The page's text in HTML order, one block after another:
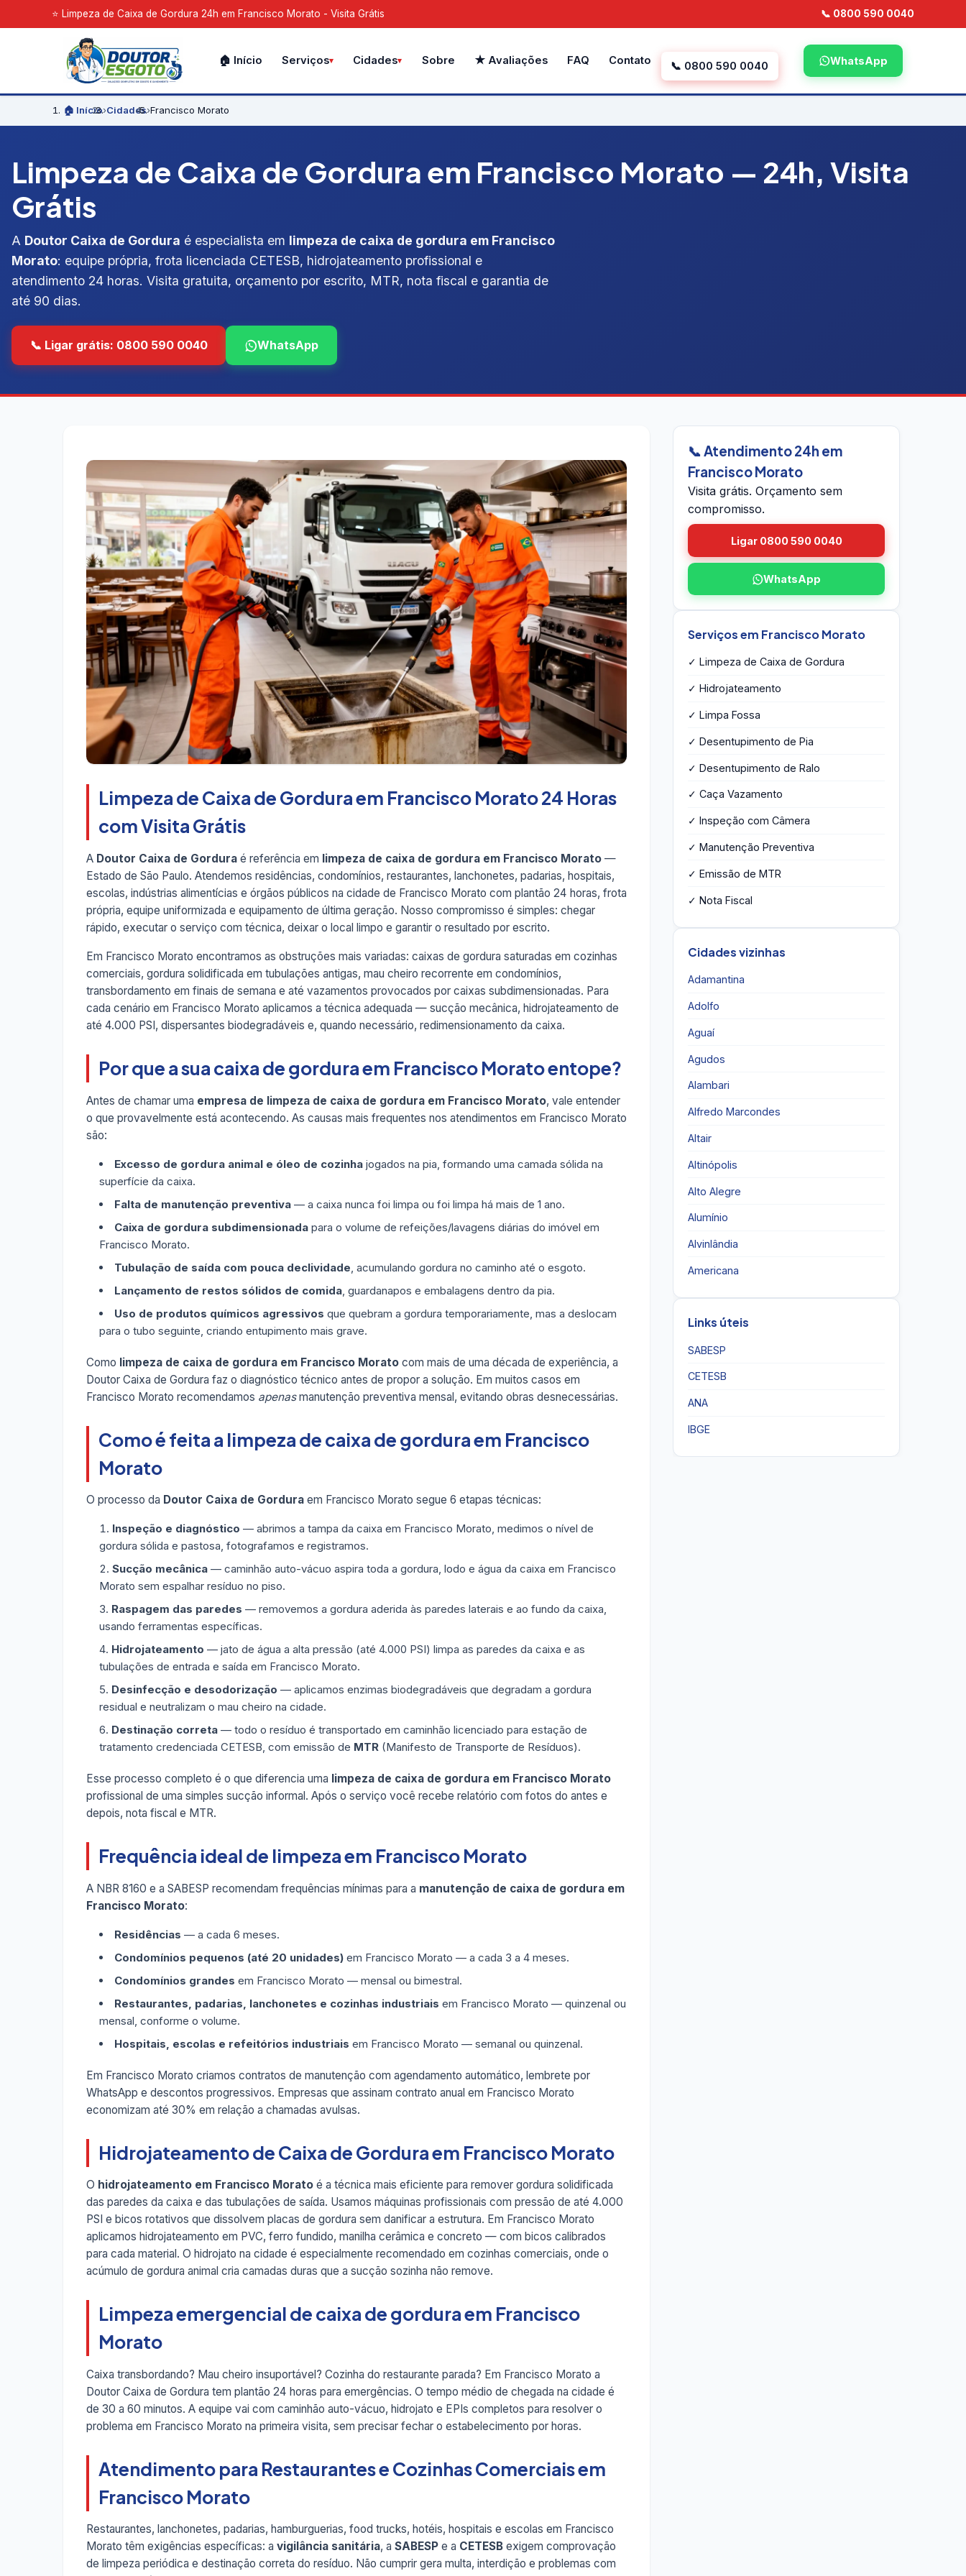
⭐ Limpeza de Caixa de Gordura 24h em Francisco Morato - Visita Grátis 📞 0800 590 0040
🏠 Início Serviços Cidades Sobre ★ Avaliações FAQ Contato 📞 0800 590 0040 WhatsApp
🏠 Início›Cidades›Francisco Morato
Limpeza de Caixa de Gordura em Francisco Morato — 24h, Visita
Grátis
A Doutor Caixa de Gordura é especialista em limpeza de caixa de gordura em Francisco
Morato: equipe própria, frota licenciada CETESB, hidrojateamento profissional e
atendimento 24 horas. Visita gratuita, orçamento por escrito, MTR, nota fiscal e garantia de
até 90 dias.
📞 Ligar grátis: 0800 590 0040 WhatsApp
Limpeza de Caixa de Gordura em Francisco Morato 24 Horas
com Visita Grátis
A Doutor Caixa de Gordura é referência em limpeza de caixa de gordura em Francisco Morato —
Estado de São Paulo. Atendemos residências, condomínios, restaurantes, lanchonetes, padarias, hospitais,
escolas, indústrias alimentícias e órgãos públicos na cidade de Francisco Morato com plantão 24 horas, frota
própria, equipe uniformizada e equipamento de última geração. Nosso compromisso é simples: chegar
rápido, executar o serviço com técnica, deixar o local limpo e garantir o resultado por escrito.
Em Francisco Morato encontramos as obstruções mais variadas: caixas de gordura saturadas em cozinhas
comerciais, gordura solidificada em tubulações antigas, mau cheiro recorrente em condomínios,
transbordamento em finais de semana e até vazamentos provocados por caixas subdimensionadas. Para
cada cenário em Francisco Morato aplicamos a técnica adequada — sucção mecânica, hidrojateamento de
até 4.000 PSI, dispersantes biodegradáveis e, quando necessário, redimensionamento da caixa.
Por que a sua caixa de gordura em Francisco Morato entope?
Antes de chamar uma empresa de limpeza de caixa de gordura em Francisco Morato, vale entender
o que provavelmente está acontecendo. As causas mais frequentes nos atendimentos em Francisco Morato
são:
Excesso de gordura animal e óleo de cozinhajogados na pia, formando uma camada sólida na
superfície da caixa.
Falta de manutenção preventiva— a caixa nunca foi limpa ou foi limpa há mais de 1 ano.
Caixa de gordura subdimensionadapara o volume de refeições/lavagens diárias do imóvel em
Francisco Morato.
Tubulação de saída com pouca declividade , acumulando gordura no caminho até o esgoto.
Lançamento de restos sólidos de comida, guardanapos e embalagens dentro da pia.
Uso de produtos químicos agressivos que quebram a gordura temporariamente, mas a deslocam
para o tubo seguinte, criando entupimento mais grave.
Como limpeza de caixa de gordura em Francisco Morato com mais de uma década de experiência, a
Doutor Caixa de Gordura faz o diagnóstico técnico antes de propor a solução. Em muitos casos em
Francisco Morato recomendamos apenasmanutenção preventiva mensal, evitando obras desnecessárias.
Como é feita a limpeza de caixa de gordura em Francisco
Morato
O processo da Doutor Caixa de Gordura em Francisco Morato segue 6 etapas técnicas:
Inspeção e diagnóstico — abrimos a tampa da caixa em Francisco Morato, medimos o nível de
gordura sólida e pastosa, fotografamos e registramos.
Sucção mecânica— caminhão auto-vácuo aspira toda a gordura, lodo e água da caixa em Francisco
Morato sem espalhar resíduo no piso.
Raspagem das paredes — removemos a gordura aderida às paredes laterais e ao fundo da caixa,
usando ferramentas específicas.
Hidrojateamento — jato de água a alta pressão (até 4.000 PSI) limpa as paredes da caixa e as
tubulações de entrada e saída em Francisco Morato.
Desinfecção e desodorização — aplicamos enzimas biodegradáveis que degradam a gordura
residual e neutralizam o mau cheiro na cidade.
Destinação correta— todo o resíduo é transportado em caminhão licenciado para estação de
tratamento credenciada CETESB, com emissão de MTR(Manifesto de Transporte de Resíduos).
Esse processo completo é o que diferencia uma limpeza de caixa de gordura em Francisco Morato
profissional de uma simples sucção informal. Após o serviço você recebe relatório com fotos do antes e
depois, nota fiscal e MTR.
Frequência ideal de limpeza em Francisco Morato
A NBR 8160 e a SABESP recomendam frequências mínimas para a manutenção de caixa de gordura em
Francisco Morato:
Residências — a cada 6 meses.
Condomínios pequenos (até 20 unidades)em Francisco Morato — a cada 3 a 4 meses.
Condomínios grandes em Francisco Morato — mensal ou bimestral.
Restaurantes, padarias, lanchonetes e cozinhas industriais em Francisco Morato — quinzenal ou
mensal, conforme o volume.
Hospitais, escolas e refeitórios industriais em Francisco Morato — semanal ou quinzenal.
Em Francisco Morato criamos contratos de manutenção com agendamento automático, lembrete por
WhatsApp e descontos progressivos. Empresas que assinam contrato anual em Francisco Morato
economizam até 30% em relação a chamadas avulsas.
Hidrojateamento de Caixa de Gordura em Francisco Morato
O hidrojateamento em Francisco Morato é a técnica mais eficiente para remover gordura solidificada
das paredes da caixa e das tubulações de saída. Usamos máquinas profissionais com pressão de até 4.000
PSI e bicos rotativos que dissolvem placas de gordura sem danificar a estrutura. Em Francisco Morato
aplicamos hidrojateamento em PVC, ferro fundido, manilha cerâmica e concreto — com bicos calibrados
para cada material. O hidrojato na cidade é especialmente recomendado em cozinhas comerciais, onde o
acúmulo de gordura animal cria camadas duras que a sucção sozinha não remove.
Limpeza emergencial de caixa de gordura em Francisco
Morato
Caixa transbordando? Mau cheiro insuportável? Cozinha do restaurante parada? Em Francisco Morato a
Doutor Caixa de Gordura tem plantão 24 horas para emergências. O tempo médio de chegada na cidade é
de 30 a 60 minutos. A equipe vai com caminhão auto-vácuo, hidrojato e EPIs completos para resolver o
problema em Francisco Morato na primeira visita, sem precisar fechar o estabelecimento por horas.
Atendimento para Restaurantes e Cozinhas Comerciais em
Francisco Morato
Restaurantes, lanchonetes, padarias, hamburguerias, food trucks, hotéis, hospitais e escolas em Francisco
Morato têm exigências específicas: a vigilância sanitária, a SABESP e a CETESB exigem comprovação
de limpeza periódica e destinação correta do resíduo. Não cumprir gera multa, interdição e problemas com
📞 Atendimento 24h em
Francisco Morato
Visita grátis. Orçamento sem
compromisso.
Ligar 0800 590 0040
WhatsApp
Serviços em Francisco Morato
✓ Limpeza de Caixa de Gordura
✓ Hidrojateamento
✓ Limpa Fossa
✓ Desentupimento de Pia
✓ Desentupimento de Ralo
✓ Caça Vazamento
✓ Inspeção com Câmera
✓ Manutenção Preventiva
✓ Emissão de MTR
✓ Nota Fiscal
Cidades vizinhas
Adamantina
Adolfo
Aguaí
Agudos
Alambari
Alfredo Marcondes
Altair
Altinópolis
Alto Alegre
Alumínio
Alvinlândia
Americana
Links úteis
SABESP
CETESB
ANA
IBGE